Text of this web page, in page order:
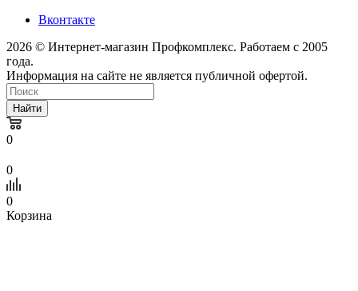
Вконтакте
2026 © Интернет-магазин Профкомплекс. Работаем с 2005
года.
Информация на сайте не является публичной офертой.
Найти
0
0
0
Корзина